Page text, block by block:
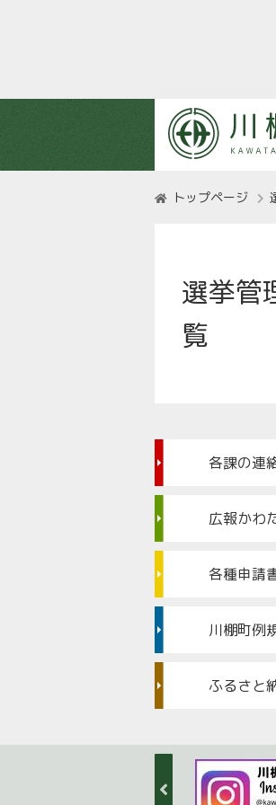
トップページ
選挙管
覧
各課の連
広報かわ
各種申請
川棚町例
ふるさと